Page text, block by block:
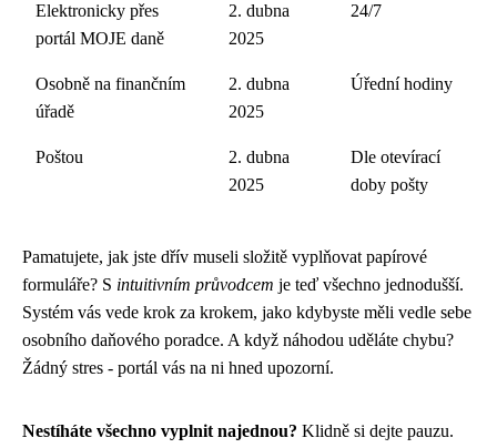
Elektronicky přes
portál MOJE daně
2. dubna
2025
24/7
Osobně na finančním
úřadě
2. dubna
2025
Úřední hodiny
Poštou
2. dubna
2025
Dle otevírací
doby pošty
Pamatujete, jak jste dřív museli složitě vyplňovat papírové
formuláře? S intuitivním průvodcem je teď všechno jednodušší.
Systém vás vede krok za krokem, jako kdybyste měli vedle sebe
osobního daňového poradce. A když náhodou uděláte chybu?
Žádný stres - portál vás na ni hned upozorní.
Nestíháte všechno vyplnit najednou? Klidně si dejte pauzu.